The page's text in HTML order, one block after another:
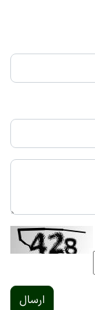
ارسال